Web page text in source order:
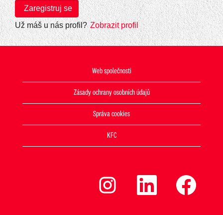
Už máš u nás profil? Zobrazit profil
Web společnosti
Zásady ochrany osobních údajů
Správa cookies
KFC
O
e